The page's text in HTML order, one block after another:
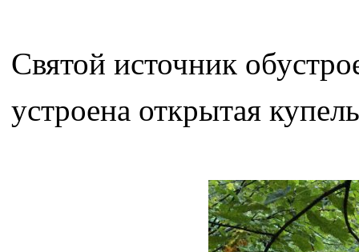
Святой источник
устроена открытая